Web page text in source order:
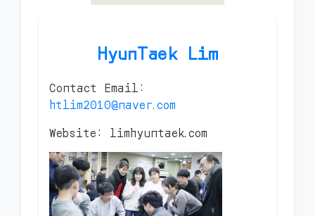
HyunTaek Lim
Contact Email:
htlim2010@naver.com
Website: limhyuntaek.com